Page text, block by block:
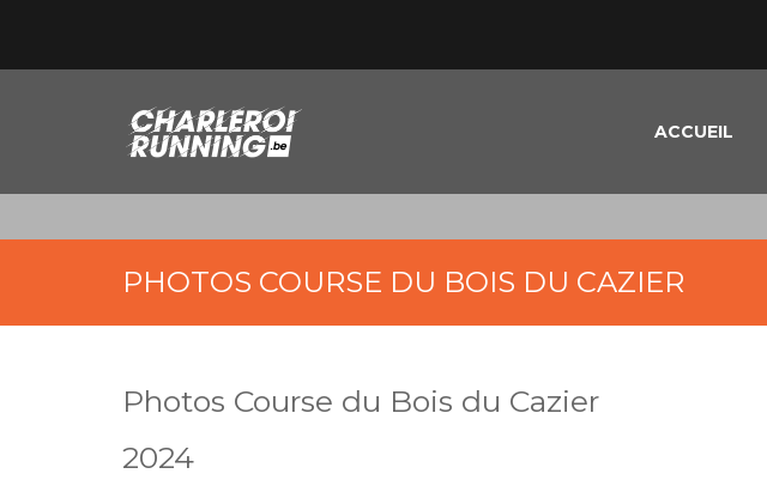
ACCUEIL
PHOTOS COURSE DU BOIS DU CAZIER
Photos Course du Bois du Cazier
2024